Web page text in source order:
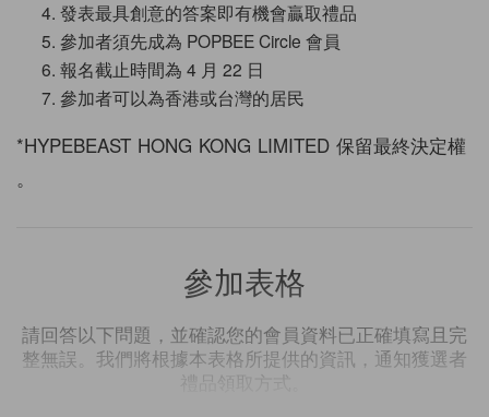
發表最具創意的答案即有機會贏取禮品
參加者須先成為 POPBEE Circle 會員
報名截止時間為 4 月 22 日
參加者可以為香港或台灣的居民
*HYPEBEAST HONG KONG LIMITED 保留最終決定權
。
參加表格
請回答以下問題，並確認您的會員資料已正確填寫且完
整無誤。我們將根據本表格所提供的資訊，通知獲選者
禮品領取方式。